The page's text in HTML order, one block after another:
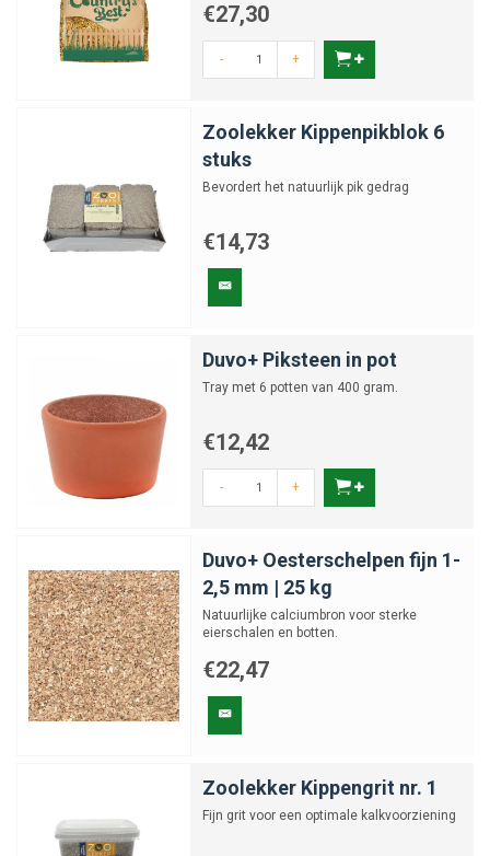
€27,30
- +
Zoolekker Kippenpikblok 6
stuks
Bevordert het natuurlijk pik gedrag
€14,73
Duvo+ Piksteen in pot
Tray met 6 potten van 400 gram.
€12,42
- +
Duvo+ Oesterschelpen fijn 1-
2,5 mm | 25 kg
Natuurlijke calciumbron voor sterke
eierschalen en botten.
€22,47
Zoolekker Kippengrit nr. 1
Fijn grit voor een optimale kalkvoorziening